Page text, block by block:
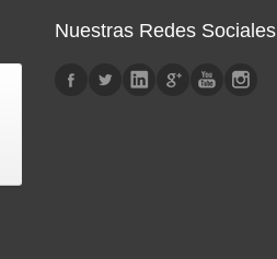
Nuestras Redes Sociales